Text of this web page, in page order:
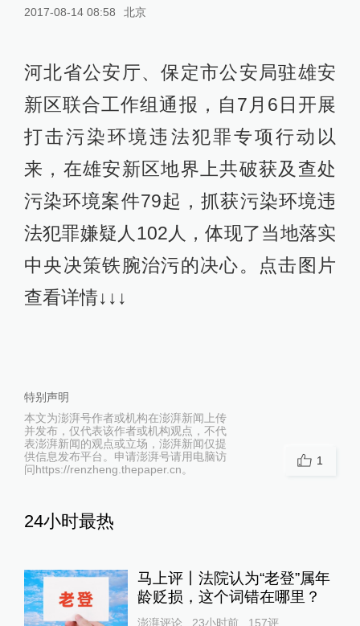
2017-08-14 08:58 北京
河北省公安厅、保定市公安局驻雄安
新区联合工作组通报，自7月6日开展
打击污染环境违法犯罪专项行动以
来，在雄安新区地界上共破获及查处
污染环境案件79起，抓获污染环境违
法犯罪嫌疑人102人，体现了当地落实
中央决策铁腕治污的决心。点击图片
查看详情↓↓↓ ​​​​
特别声明
本文为澎湃号作者或机构在澎湃新闻上传
并发布，仅代表该作者或机构观点，不代
表澎湃新闻的观点或立场，澎湃新闻仅提
供信息发布平台。申请澎湃号请用电脑访
问https://renzheng.thepaper.cn。
1
24小时最热
马上评丨法院认为“老登”属年
龄贬损，这个词错在哪里？
澎湃评论 23小时前 157评